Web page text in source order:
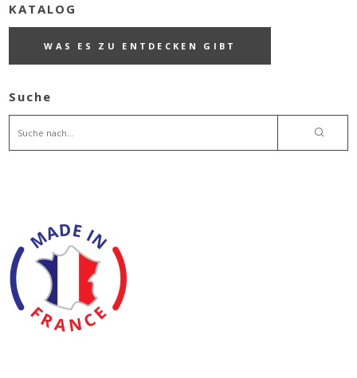
KATALOG
WAS ES ZU ENTDECKEN GIBT
Suche